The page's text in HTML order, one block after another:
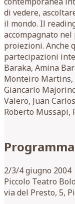
di vedere,
il mondo. Il
accompagnato
proiezioni. Anche
partecipazioni
Baraka, Amina
Monteiro Martins,
Giancarlo
Valero, Juan
Roberto Mussapi,
Programma
2/3/4 giugno 2004
Piccolo Teatro
via del Presto, 5,